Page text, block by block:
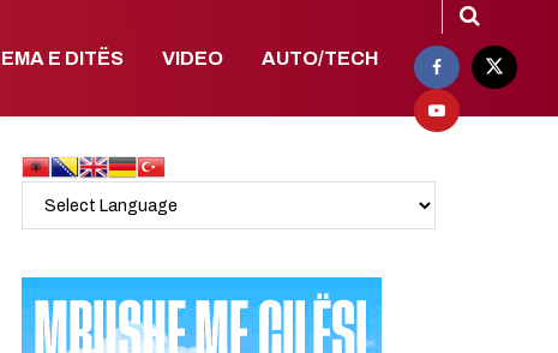
E DITËS VIDEO AUTO/TECH